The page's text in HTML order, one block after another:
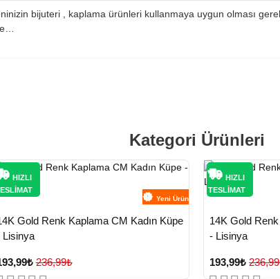
bijuteri , kaplama ürünleri kullanmaya uygun olması
Kategori Ürünleri
HIZLI
Yeni Ürün
Gold Renk Kaplama CM Kadın Küpe
Lisinya
236,99₺
HIZLI
TESLİMAT
14K Gold
- Lisinya
193,99₺